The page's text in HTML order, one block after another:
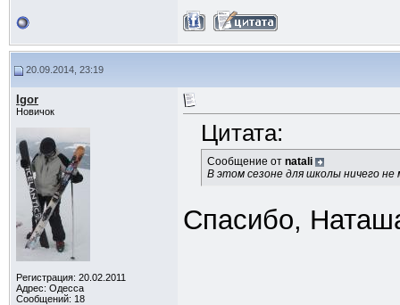
20.09.2014, 23:19
Igor
Новичок
Регистрация: 20.02.2011
Адрес: Одесса
Сообщений: 18
Цитата:
Сообщение от natali
В этом сезоне для школы ничего
Спасибо,